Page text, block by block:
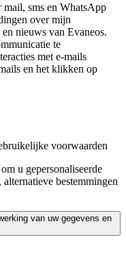
mail, sms en WhatsApp
over mijn
nieuws van Evaneos.
te
met e-mails
en het klikken op
voorwaarden
u gepersonaliseerde
bestemmingen
van uw gegevens en